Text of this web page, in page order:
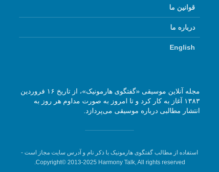
قوانین ما
درباره ما
English
مجله آنلاین موسیقی «گفتگوی هارمونیک»، از تاریخ ۱۶ فروردین
۱۳۸۳ آغاز به کار کرد و تا امروز به صورت مداوم هر روز به
انتشار مطالبی درباره موسیقی می‌پردازد.
استفاده از مطالب گفتگوی هارمونیک با ذکر نام و آدرس سایت مجاز است -
Copyright© 2013-2025 Harmony Talk, All rights reserved.